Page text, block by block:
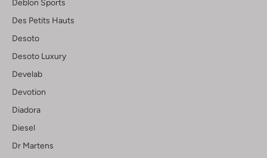
Deblon Sports
Des Petits Hauts
Desoto
Desoto Luxury
Develab
Devotion
Diadora
Diesel
Dr Martens